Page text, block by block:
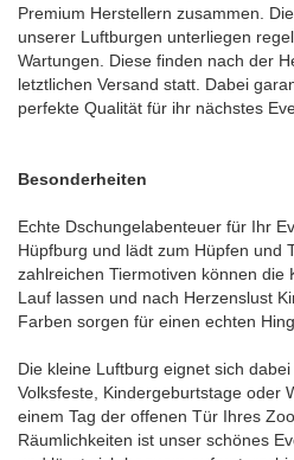
Premium Herstellern zusammen.
unserer Luftburgen unterliegen
Wartungen. Diese finden nach der
letztlichen Versand statt. Dabei
perfekte Qualität für ihr nächstes
Besonderheiten
Echte Dschungelabenteuer für Ihr
Hüpfburg und lädt zum Hüpfen und
zahlreichen Tiermotiven können die
Lauf lassen und nach Herzenslust
Farben sorgen für einen echten
Die kleine Luftburg eignet sich
Volksfeste, Kindergeburtstage oder
einem Tag der offenen Tür Ihres
Räumlichkeiten ist unser schönes